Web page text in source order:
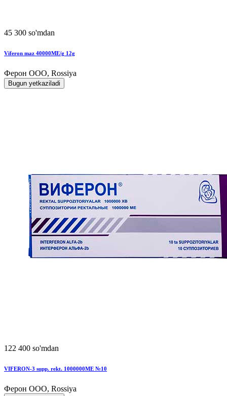
45 300 so'mdan
Viferon maz 40000MЕ/g 12g
Ферон ООО, Rossiya
Bugun yetkaziladi
122 400 so'mdan
VIFЕRON-3 supp. rekt. 1000000MЕ №10
Ферон ООО, Rossiya